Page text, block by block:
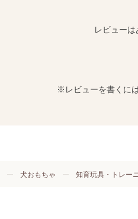
レビューは
※レビューを書くに
犬おもちゃ 知育玩具・トレー